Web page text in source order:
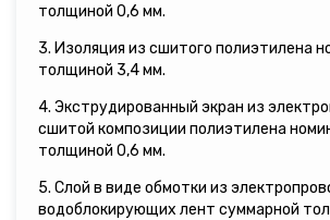
толщиной 0,6 мм.
3. Изоляция из сшитого полиэтилена
толщиной 3,4 мм.
4. Экструдированный экран из
сшитой композиции полиэтилена
толщиной 0,6 мм.
5. Слой в виде обмотки из
водоблокирующих лент суммарной